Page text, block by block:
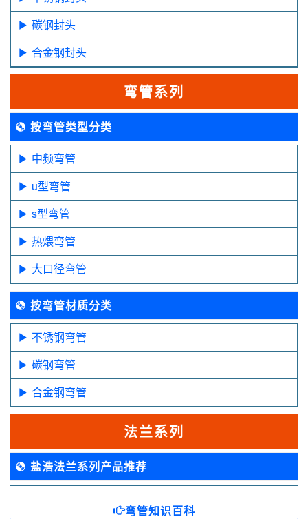
碳钢封头
合金钢封头
弯管系列
按弯管类型分类
中频弯管
u型弯管
s型弯管
热煨弯管
大口径弯管
按弯管材质分类
不锈钢弯管
碳钢弯管
合金钢弯管
法兰系列
盐浩法兰系列产品推荐
弯管知识百科